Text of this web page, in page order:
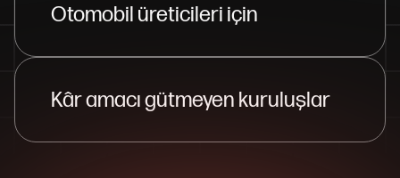
Otomobil üreticileri için
Kâr amacı gütmeyen kuruluşlar